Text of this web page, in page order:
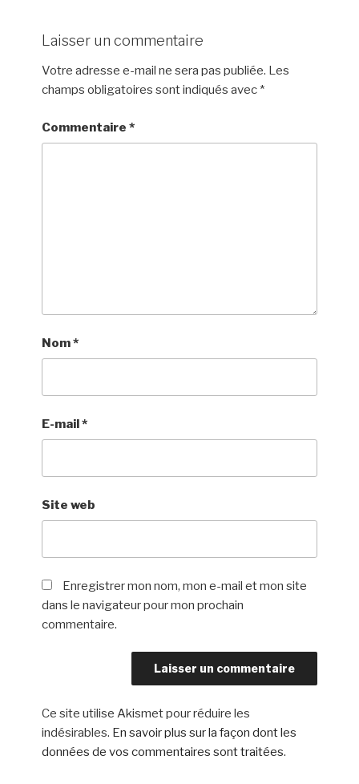
Laisser un commentaire
Votre adresse e-mail ne sera pas publiée. Les
champs obligatoires sont indiqués avec *
Commentaire*
Nom*
E-mail*
Site web
Enregistrer mon nom, mon e-mail et mon site
dans le navigateur pour mon prochain
commentaire.
Ce site utilise Akismet pour réduire les
indésirables. En savoir plus sur la façon dont les
données de vos commentaires sont traitées.